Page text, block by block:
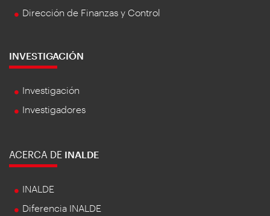
Dirección de Finanzas y Control
INVESTIGACIÓN
Investigación
Investigadores
ACERCA DE INALDE
INALDE
Diferencia INALDE